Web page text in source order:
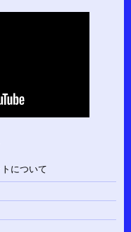
について